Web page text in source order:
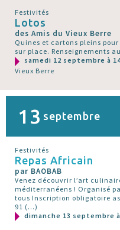
Festivités
Lotos
des Amis du Vieux Berre
Quines et cartons pleins
sur place. Renseignements
samedi 12 septembre à
Vieux Berre
13 septembre
Festivités
Repas Africain
par BAOBAB
Venez découvrir l’art
méditerranéens ! Organisé
tous Inscription obligatoire
91 (…)
dimanche 13 septembre